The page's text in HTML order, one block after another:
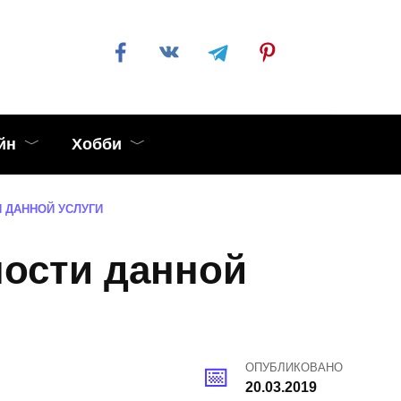
Хобби
УСЛУГИ
данной
ОПУБЛИКОВАНО
20.03.2019